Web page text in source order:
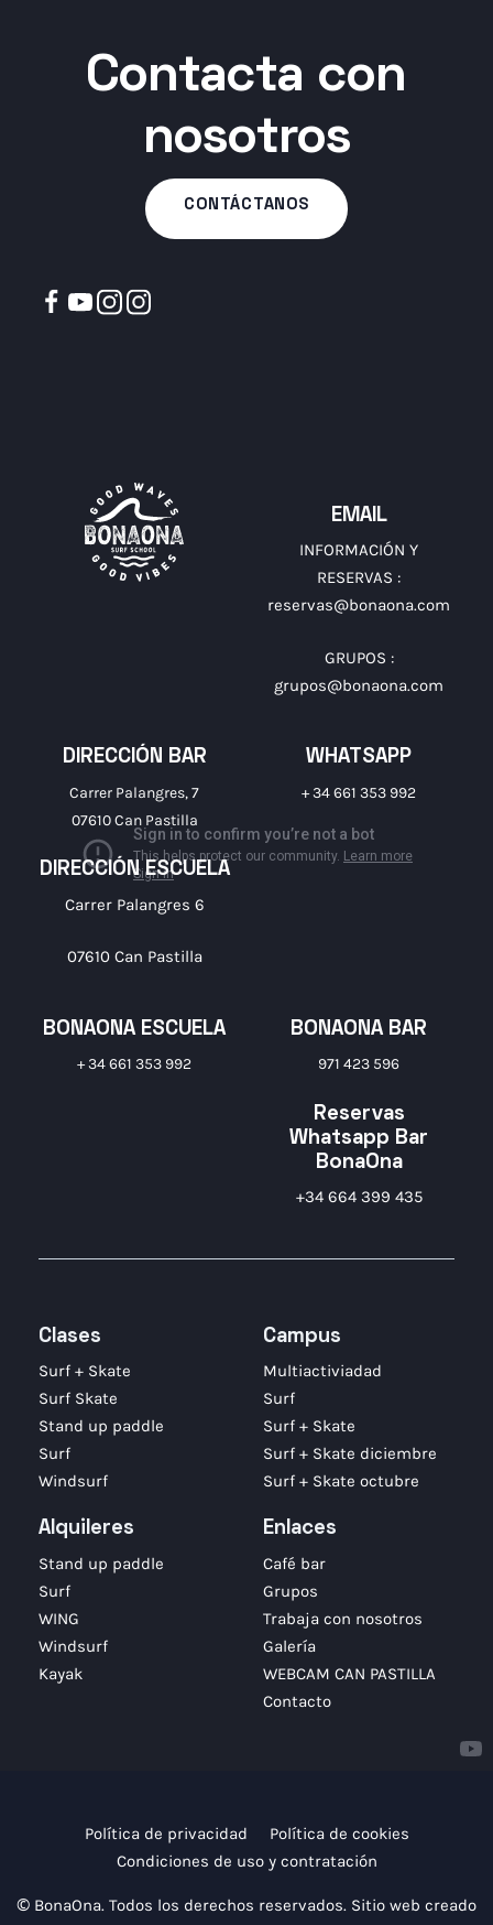
Contacta con
nosotros
CONTÁCTANOS
EMAIL
INFORMACIÓN Y
RESERVAS :
reservas@bonaona.com
GRUPOS :
grupos@bonaona.com
DIRECCIÓN BAR
Carrer Palangres, 7
07610 Can Pastilla
DIRECCIÓN ESCUELA
Carrer Palangres 6
07610 Can Pastilla
WHATSAPP
+ 34 661 353 992
BONAONA ESCUELA
+ 34 661 353 992
BONAONA BAR
971 423 596
Reservas
Whatsapp Bar
BonaOna
+34 664 399 435
Clases
Surf + Skate
Surf Skate
Stand up paddle
Surf
Windsurf
Campus
Multiactiviadad
Surf
Surf + Skate
Surf + Skate diciembre
Surf + Skate octubre
Alquileres
Stand up paddle
Surf
WING
Windsurf
Kayak
Enlaces
Café bar
Grupos
Trabaja con nosotros
Galería
WEBCAM CAN PASTILLA
Contacto
Política de privacidad
Política de cookies
Condiciones de uso y contratación
© BonaOna. Todos los derechos reservados. Sitio web creado